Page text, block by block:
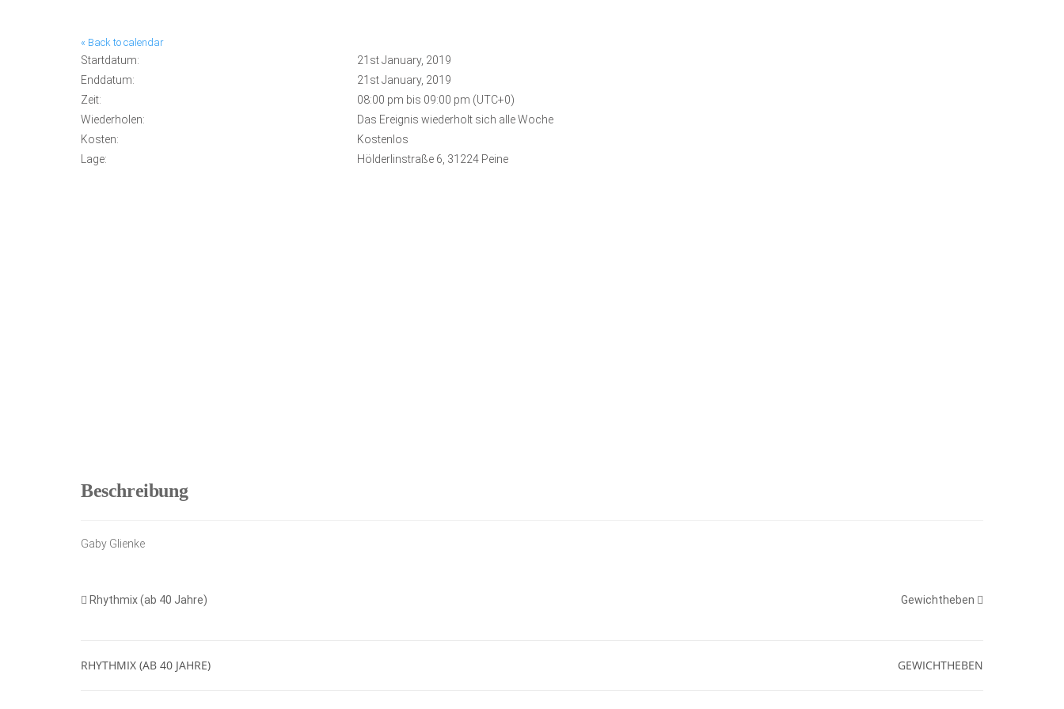
« Back to calendar
Startdatum:
21st January, 2019
Enddatum:
21st January, 2019
Zeit:
08:00 pm bis 09:00 pm (UTC+0)
Wiederholen:
Das Ereignis wiederholt sich alle Woche
Kosten:
Kostenlos
Lage:
Hölderlinstraße 6, 31224 Peine
Beschreibung
Gaby Glienke
Rhythmix (ab 40 Jahre) Gewichtheben
RHYTHMIX (AB 40 JAHRE) GEWICHTHEBEN